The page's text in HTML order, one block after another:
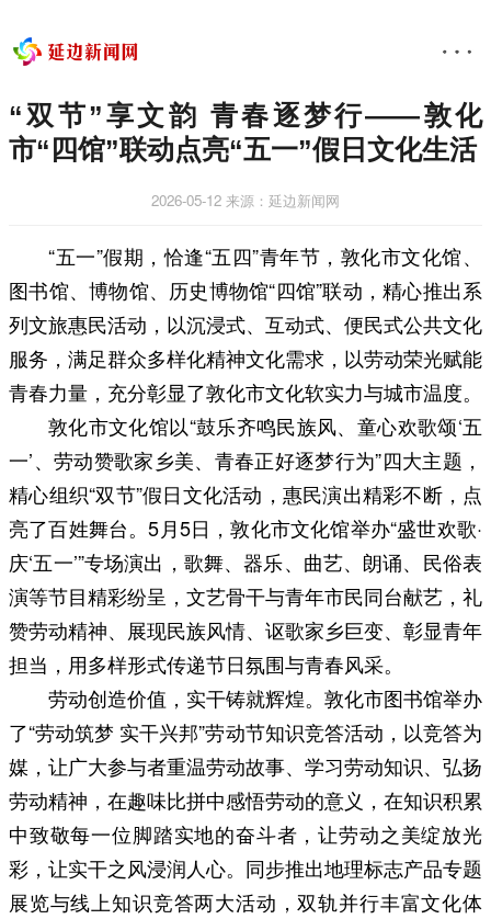
“双节”享文韵 青春逐梦行​——敦化
市“四馆”联动点亮“五一”假日文化生活
2026-05-12 来源：延边新闻网
“五一”假期，恰逢“五四”青年节，敦化市文化馆、
图书馆、博物馆、历史博物馆“四馆”联动，精心推出系
列文旅惠民活动，以沉浸式、互动式、便民式公共文化
服务，满足群众多样化精神文化需求，以劳动荣光赋能
青春力量，充分彰显了敦化市文化软实力与城市温度。
敦化市文化馆以“鼓乐齐鸣民族风、童心欢歌颂‘五
一’、劳动赞歌家乡美、青春正好逐梦行为”四大主题，
精心组织“双节”假日文化活动，惠民演出精彩不断，点
亮了百姓舞台。5月5日，敦化市文化馆举办“盛世欢歌·
庆‘五一’”专场演出，歌舞、器乐、曲艺、朗诵、民俗表
演等节目精彩纷呈，文艺骨干与青年市民同台献艺，礼
赞劳动精神、展现民族风情、讴歌家乡巨变、彰显青年
担当，用多样形式传递节日氛围与青春风采。
劳动创造价值，实干铸就辉煌。敦化市图书馆举办
了“劳动筑梦 实干兴邦”劳动节知识竞答活动，以竞答为
媒，让广大参与者重温劳动故事、学习劳动知识、弘扬
劳动精神，在趣味比拼中感悟劳动的意义，在知识积累
中致敬每一位脚踏实地的奋斗者，让劳动之美绽放光
彩，让实干之风浸润人心。同步推出地理标志产品专题
展览与线上知识竞答两大活动，双轨并行丰富文化体